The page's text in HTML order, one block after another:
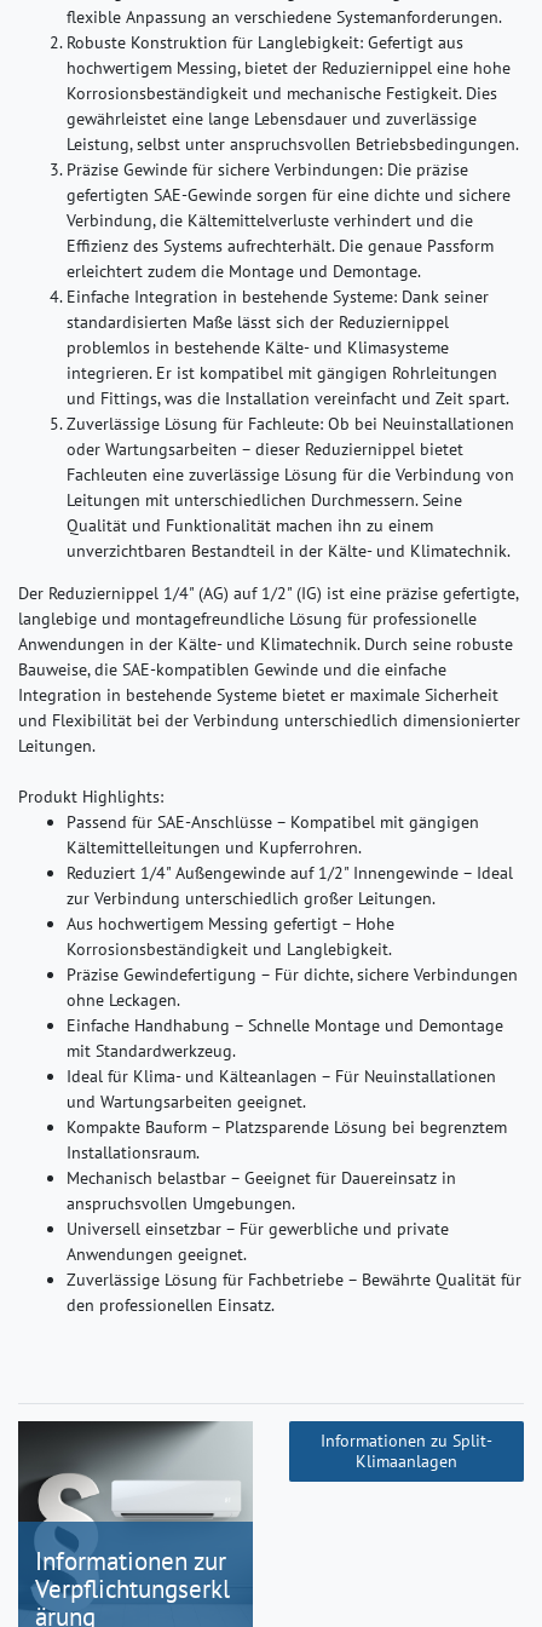
flexible Anpassung an verschiedene Systemanforderungen.
Robuste Konstruktion für Langlebigkeit: Gefertigt aus
hochwertigem Messing, bietet der Reduziernippel eine hohe
Korrosionsbeständigkeit und mechanische Festigkeit. Dies
gewährleistet eine lange Lebensdauer und zuverlässige
Leistung, selbst unter anspruchsvollen Betriebsbedingungen.
Präzise Gewinde für sichere Verbindungen: Die präzise
gefertigten SAE-Gewinde sorgen für eine dichte und sichere
Verbindung, die Kältemittelverluste verhindert und die
Effizienz des Systems aufrechterhält. Die genaue Passform
erleichtert zudem die Montage und Demontage.
Einfache Integration in bestehende Systeme: Dank seiner
standardisierten Maße lässt sich der Reduziernippel
problemlos in bestehende Kälte- und Klimasysteme
integrieren. Er ist kompatibel mit gängigen Rohrleitungen
und Fittings, was die Installation vereinfacht und Zeit spart.
Zuverlässige Lösung für Fachleute: Ob bei Neuinstallationen
oder Wartungsarbeiten – dieser Reduziernippel bietet
Fachleuten eine zuverlässige Lösung für die Verbindung von
Leitungen mit unterschiedlichen Durchmessern. Seine
Qualität und Funktionalität machen ihn zu einem
unverzichtbaren Bestandteil in der Kälte- und Klimatechnik.
Der Reduziernippel 1/4" (AG) auf 1/2" (IG) ist eine präzise gefertigte,
langlebige und montagefreundliche Lösung für professionelle
Anwendungen in der Kälte- und Klimatechnik. Durch seine robuste
Bauweise, die SAE-kompatiblen Gewinde und die einfache
Integration in bestehende Systeme bietet er maximale Sicherheit
und Flexibilität bei der Verbindung unterschiedlich dimensionierter
Leitungen.
Produkt Highlights:
Passend für SAE-Anschlüsse – Kompatibel mit gängigen
Kältemittelleitungen und Kupferrohren.
Reduziert 1/4" Außengewinde auf 1/2" Innengewinde – Ideal
zur Verbindung unterschiedlich großer Leitungen.
Aus hochwertigem Messing gefertigt – Hohe
Korrosionsbeständigkeit und Langlebigkeit.
Präzise Gewindefertigung – Für dichte, sichere Verbindungen
ohne Leckagen.
Einfache Handhabung – Schnelle Montage und Demontage
mit Standardwerkzeug.
Ideal für Klima- und Kälteanlagen – Für Neuinstallationen
und Wartungsarbeiten geeignet.
Kompakte Bauform – Platzsparende Lösung bei begrenztem
Installationsraum.
Mechanisch belastbar – Geeignet für Dauereinsatz in
anspruchsvollen Umgebungen.
Universell einsetzbar – Für gewerbliche und private
Anwendungen geeignet.
Zuverlässige Lösung für Fachbetriebe – Bewährte Qualität für
den professionellen Einsatz.
Informationen zur
Verpflichtungserkl
ärung
Informationen zu Split-
Klimaanlagen